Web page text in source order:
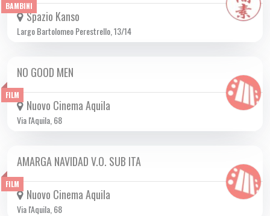
BAMBINI
Spazio Kanso
Largo Bartolomeo Perestrello, 13/14
FILM
DA GIO 28/05 A MER 17/06 2026
NO GOOD MEN
Nuovo Cinema Aquila
Via l'Aquila, 68
FILM
DA GIO 21/05 A MER 17/06 2026
AMARGA NAVIDAD V.O. SUB ITA
Nuovo Cinema Aquila
Via l'Aquila, 68